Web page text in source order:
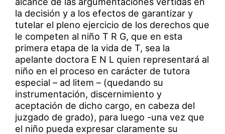
la decisión y a los efectos de garantizar y
tutelar el pleno ejercicio de los derechos que
le competen al niño T R G, que en esta
primera etapa de la vida de T, sea la
apelante doctora E N L quien representará al
niño en el proceso en carácter de tutora
especial – ad litem – (quedando su
instrumentación, discernimiento y
aceptación de dicho cargo, en cabeza del
juzgado de grado), para luego -una vez que
el niño pueda expresar claramente su